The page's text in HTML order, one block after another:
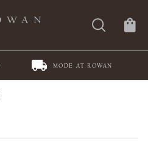
MODE AT ROWAN